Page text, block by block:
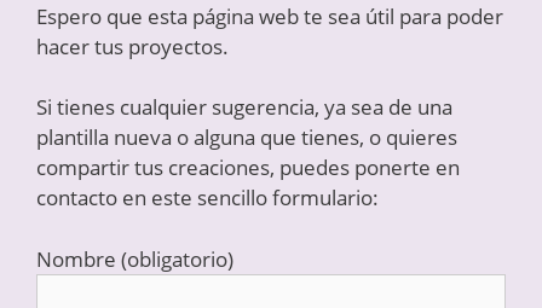
Espero que esta página web te sea útil para poder
hacer tus proyectos.
Si tienes cualquier sugerencia, ya sea de una
plantilla nueva o alguna que tienes, o quieres
compartir tus creaciones, puedes ponerte en
contacto en este sencillo formulario:
Nombre (obligatorio)